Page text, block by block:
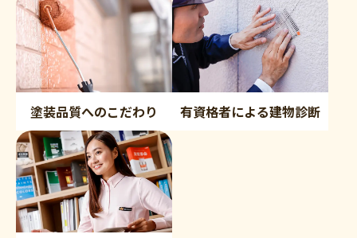
塗装品質へのこだわり 有資格者による建物診断